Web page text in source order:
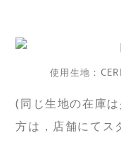
使用生地：
(同じ生地の在庫
方は，店舗にてス